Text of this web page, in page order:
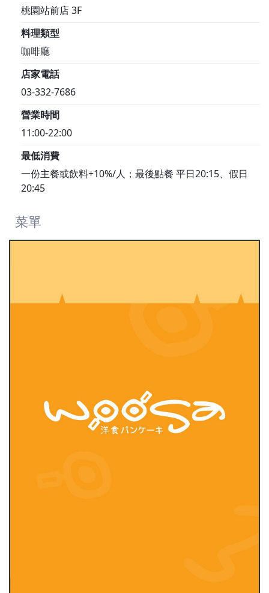
桃園站前店 3F
料理類型
咖啡廳
店家電話
03-332-7686
營業時間
11:00-22:00
最低消費
一份主餐或飲料+10%/人；最後點餐 平日20:15、假日
20:45
菜單